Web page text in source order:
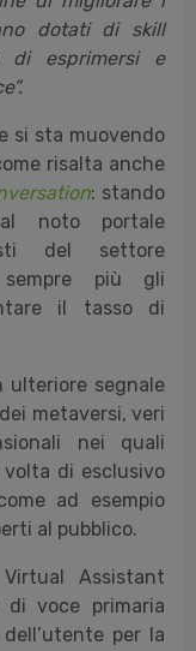
dotati di skill
di esprimersi e
si sta muovendo
risalta anche
: stando
noto portale
del settore
più gli
il tasso di
ulteriore segnale
metaversi, veri
nei quali
di esclusivo
ad esempio
al pubblico.
Assistant
di voce primaria
per la